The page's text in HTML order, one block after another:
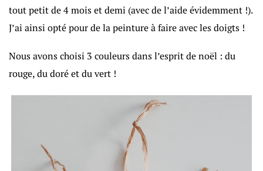
tout petit de 4 mois et demi (avec de l’aide évidemment !).
J’ai ainsi opté pour de la peinture à faire avec les doigts !
Nous avons choisi 3 couleurs dans l’esprit de noël : du
rouge, du doré et du vert !